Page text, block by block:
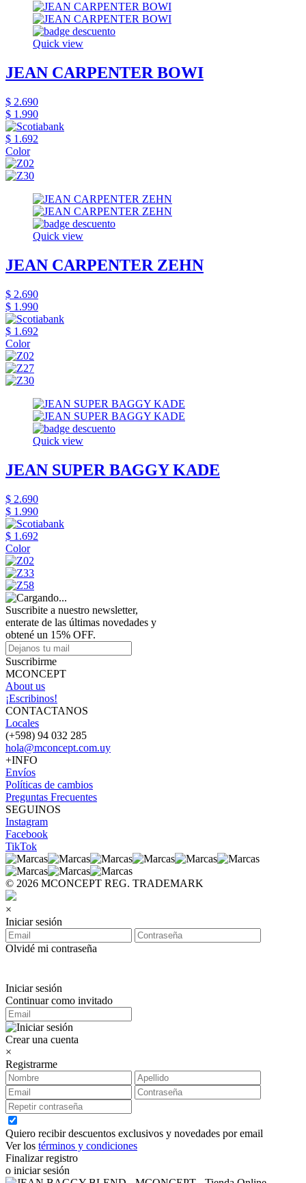
Quick view
JEAN CARPENTER BOWI
$ 2.690
$ 1.990
$ 1.692
Color
Quick view
JEAN CARPENTER ZEHN
$ 2.690
$ 1.990
$ 1.692
Color
Quick view
JEAN SUPER BAGGY KADE
$ 2.690
$ 1.990
$ 1.692
Color
Suscribite a nuestro newsletter,
enterate de las últimas novedades y
obtené un 15% OFF.
Suscribirme
MCONCEPT
About us
¡Escribinos!
CONTACTANOS
Locales
(+598) 94 032 285
hola@mconcept.com.uy
+INFO
Envíos
Políticas de cambios
Preguntas Frecuentes
SEGUINOS
Instagram
Facebook
TikTok
© 2026 MCONCEPT REG. TRADEMARK
×
Iniciar sesión
Olvidé mi contraseña
Iniciar sesión
Continuar como invitado
Crear una cuenta
×
Registrarme
Quiero recibir descuentos exclusivos y novedades por email
Ver los términos y condiciones
Finalizar registro
o iniciar sesión